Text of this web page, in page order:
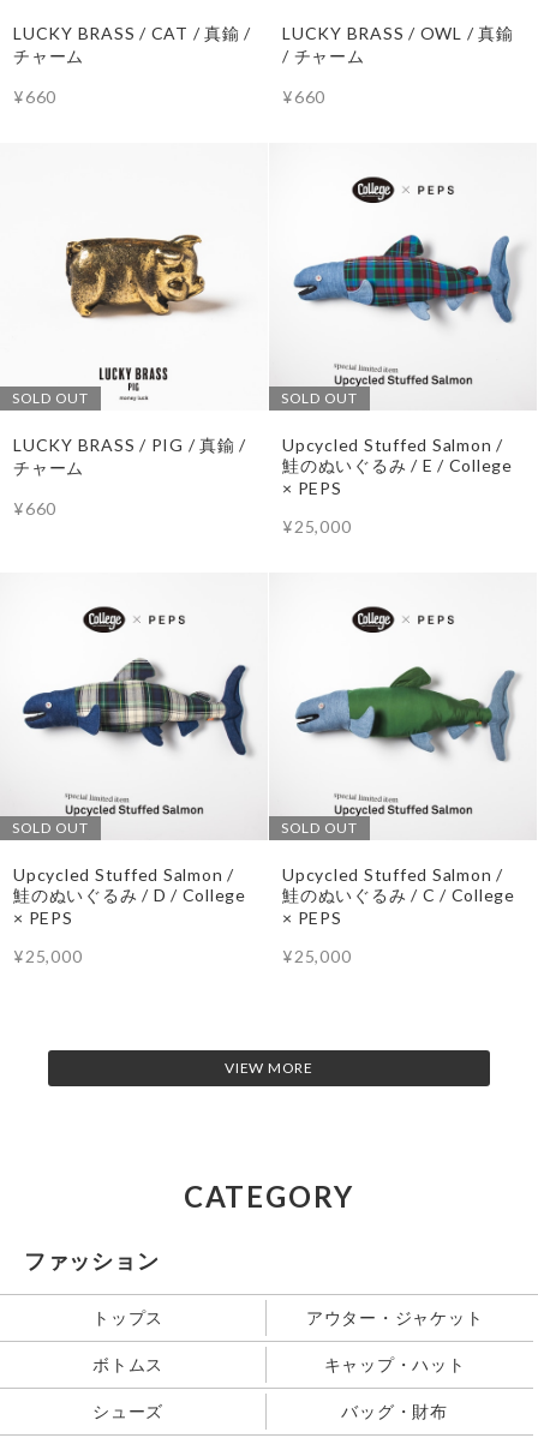
LUCKY BRASS / CAT / 真鍮 /
チャーム
¥660
LUCKY BRASS / OWL / 真鍮
/ チャーム
¥660
SOLD OUT
LUCKY BRASS / PIG / 真鍮 /
チャーム
¥660
SOLD OUT
Upcycled Stuffed Salmon /
鮭のぬいぐるみ / E / College
× PEPS
¥25,000
SOLD OUT
Upcycled Stuffed Salmon /
鮭のぬいぐるみ / D / College
× PEPS
¥25,000
SOLD OUT
Upcycled Stuffed Salmon /
鮭のぬいぐるみ / C / College
× PEPS
¥25,000
VIEW MORE
CATEGORY
ファッション
トップス アウター・ジャケット
ボトムス キャップ・ハット
シューズ バッグ・財布